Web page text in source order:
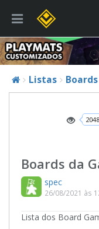
Listas
2048
Boards da
spec
26/08/2021 às
Lista dos Board